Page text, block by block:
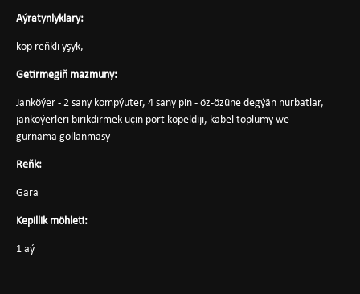
Aýratynlyklary:
köp reňkli yşyk,
Getirmegiň mazmuny:
Janköýer - 2 sany kompýuter, 4 sany pin - öz-özüne degýän nurbatlar,
janköýerleri birikdirmek üçin port köpeldiji, kabel toplumy we
gurnama gollanmasy
Reňk:
Gara
Kepillik möhleti:
1 aý